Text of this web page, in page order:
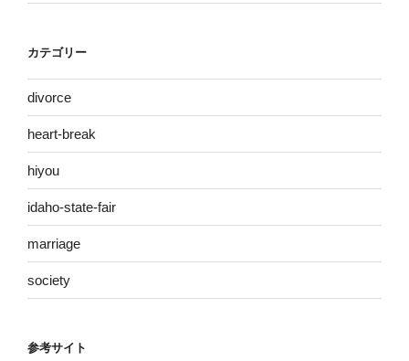
カテゴリー
divorce
heart-break
hiyou
idaho-state-fair
marriage
society
参考サイト